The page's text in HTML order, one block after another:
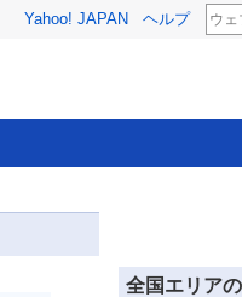
Yahoo! JAPAN ヘルプ
全国エリア